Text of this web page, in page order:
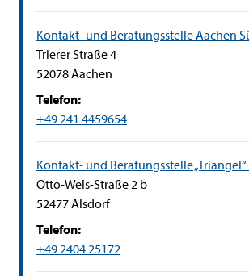
Kontakt- und Beratungsstelle Aachen
Straße:
Trierer StraßeHausnummer:
4
PLZ:
52078Ort:
Aachen
Telefon:
+49 241 4459654
Kontakt- und Beratungsstelle
Straße:
Otto-Wels-Straße Hausnummer:
2 b
PLZ:
52477Ort:
Alsdorf
Telefon:
+49 2404 25172